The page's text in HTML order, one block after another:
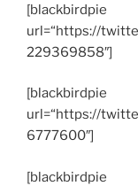
[blackbirdpie
url=“https://
229369858″]
[blackbirdpie
url=“https://
6777600″]
[blackbirdpie